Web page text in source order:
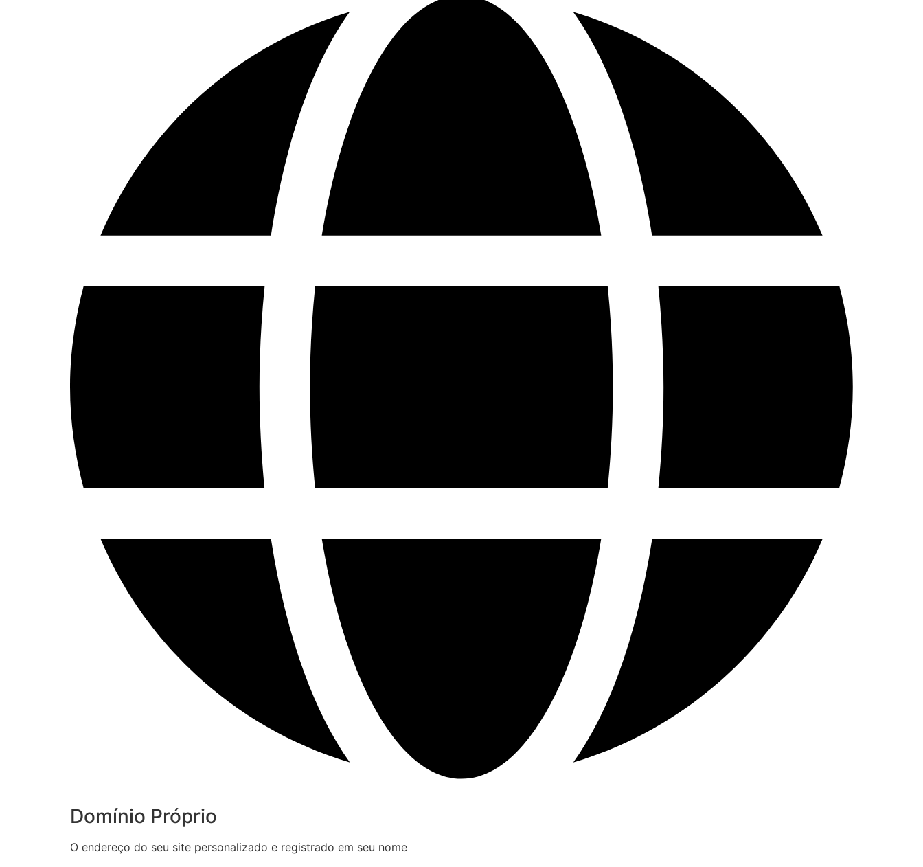
Domínio Próprio
O endereço do seu site personalizado e registrado em seu nome